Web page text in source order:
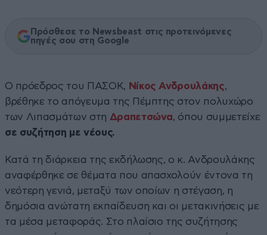
Πρόσθεσε το Newsbeast στις προτεινόμενες
πηγές σου στη Google
Ο πρόεδρος του ΠΑΣΟΚ, Νίκος Ανδρουλάκης,
βρέθηκε το απόγευμα της Πέμπτης στον πολυχώρο
των Λιπασμάτων στη Δραπετσώνα, όπου συμμετείχε
σε συζήτηση με νέους.
Κατά τη διάρκεια της εκδήλωσης, ο κ. Ανδρουλάκης
αναφέρθηκε σε θέματα που απασχολούν έντονα τη
νεότερη γενιά, μεταξύ των οποίων η στέγαση, η
δημόσια ανώτατη εκπαίδευση και οι μετακινήσεις με
τα μέσα μεταφοράς. Στο πλαίσιο της συζήτησης